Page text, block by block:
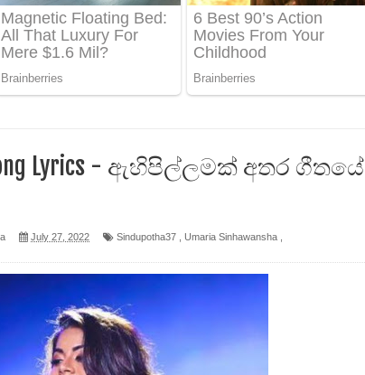
පද පෙළ
Song Lyrics - ඇහිපිල්ලමක් අතර ගීතයේ
July 27, 2022 Sindupotha37 Umaria Sinhawansha